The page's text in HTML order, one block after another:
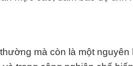
mà còn là một nguyên